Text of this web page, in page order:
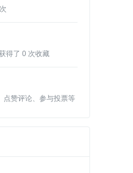
次
得了 0 次收藏
点赞评论、参与投票等